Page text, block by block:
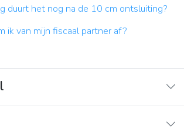
duurt het nog na de 10 cm ontsluiting?
ik van mijn fiscaal partner af?